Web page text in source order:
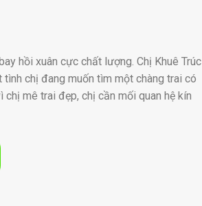
hồi xuân cực chất lượng. Chị Khuê Trúc
chị đang muốn tìm một chàng trai có
mê trai đẹp, chị cần mối quan hệ kín